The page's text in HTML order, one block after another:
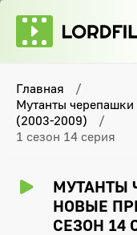
Главная
Мутанты
(2003-2009)
1 сезон 14 серия
МУТАНТЫ
НОВЫЕ
СЕЗОН 14